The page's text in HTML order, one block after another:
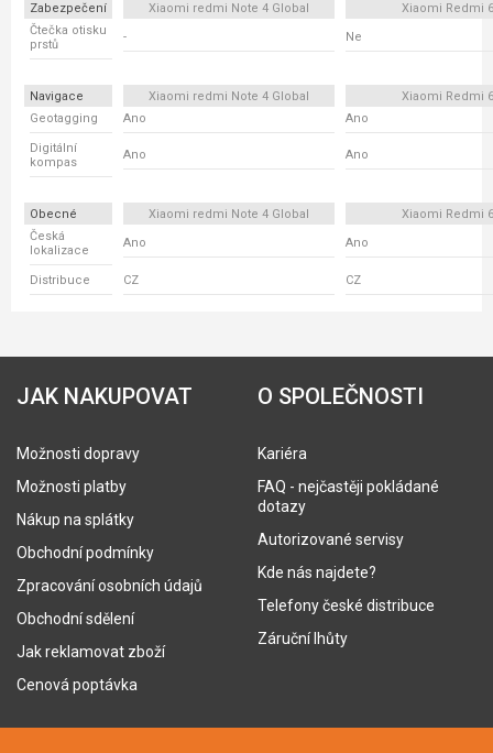
Zabezpečení Xiaomi redmi Note 4 Global
Xiaomi Redmi
Čtečka otisku
prstů
- Ne
Navigace Xiaomi redmi Note 4 Global
Xiaomi Redmi
Geotagging
Ano Ano
Digitální
kompas
Ano Ano
Obecné Xiaomi redmi Note 4 Global
Xiaomi Redmi
Česká
lokalizace
Ano Ano
Distribuce CZ CZ
JAK NAKUPOVAT
Možnosti dopravy
Možnosti platby
Nákup na splátky
Obchodní podmínky
Zpracování osobních údajů
Obchodní sdělení
Jak reklamovat zboží
Cenová poptávka
O SPOLEČNOSTI
Kariéra
FAQ - nejčastěji pokládané
dotazy
Autorizované servisy
Kde nás najdete?
Telefony české distribuce
Záruční lhůty